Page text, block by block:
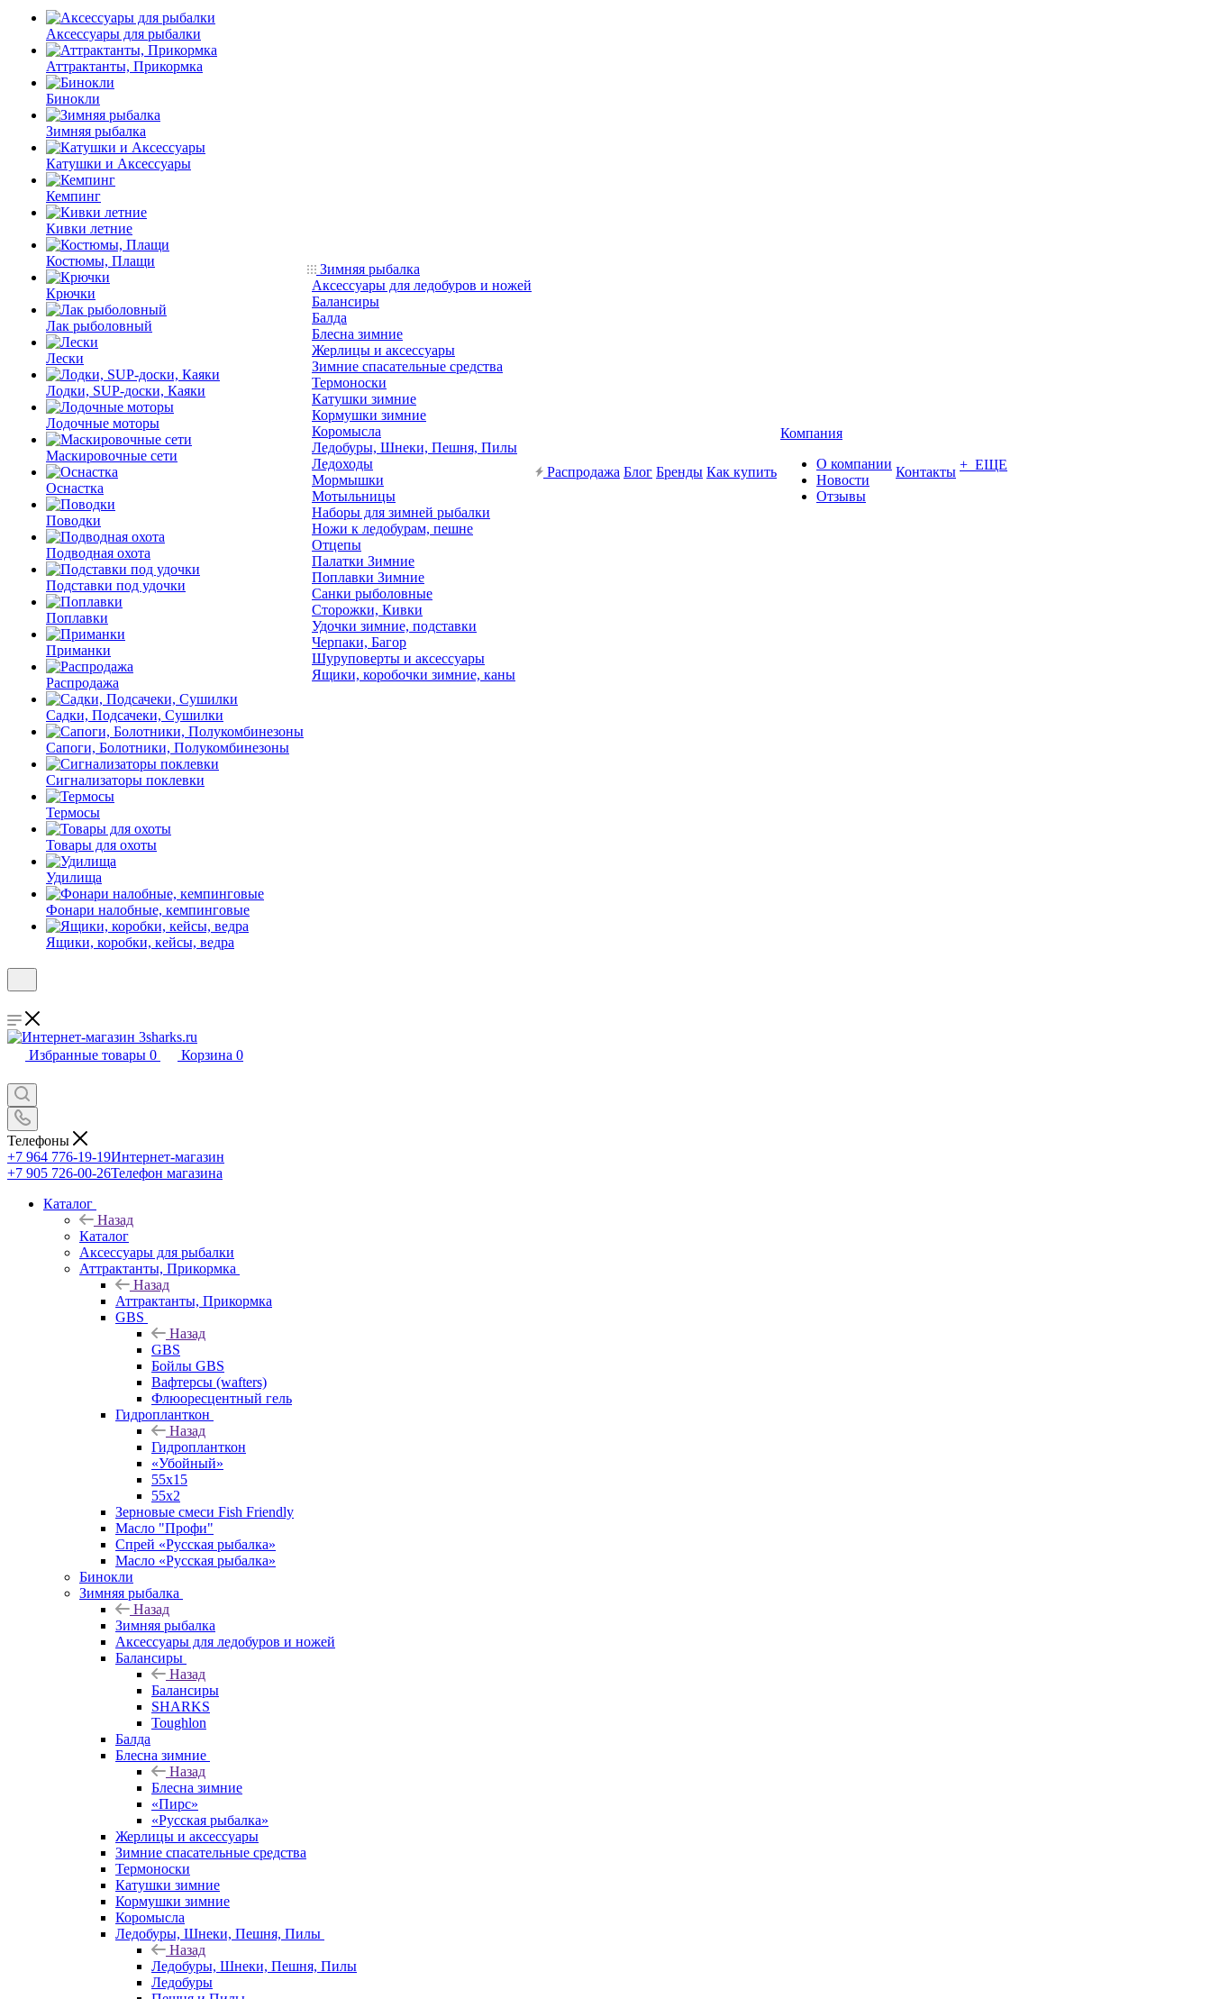
Аксессуары для рыбалки
Аттрактанты, Прикормка
Бинокли
Зимняя рыбалка
Катушки и Аксессуары
Кемпинг
Кивки летние
Костюмы, Плащи
Крючки
Лак рыболовный
Лески
Лодки, SUP-доски, Каяки
Лодочные моторы
Маскировочные сети
Оснастка
Поводки
Подводная охота
Подставки под удочки
Поплавки
Приманки
Распродажа
Садки, Подсачеки, Сушилки
Сапоги, Болотники, Полукомбинезоны
Сигнализаторы поклевки
Термосы
Товары для охоты
Удилища
Фонари налобные, кемпинговые
Ящики, коробки, кейсы, ведра
Зимняя рыбалка
Аксессуары для ледобуров и ножей
Балансиры
Балда
Блесна зимние
Жерлицы и аксессуары
Зимние спасательные средства
Термоноски
Катушки зимние
Кормушки зимние
Коромысла
Ледобуры, Шнеки, Пешня, Пилы
Ледоходы
Мормышки
Мотыльницы
Наборы для зимней рыбалки
Ножи к ледобурам, пешне
Отцепы
Палатки Зимние
Поплавки Зимние
Санки рыболовные
Сторожки, Кивки
Удочки зимние, подставки
Черпаки, Багор
Шуруповерты и аксессуары
Ящики, коробочки зимние, каны
Распродажа Блог Бренды Как купить
Компания
О компании
Новости
Отзывы
Контакты + ЕЩЕ
Избранные товары 0 Корзина 0
Телефоны
+7 964 776-19-19Интернет-магазин
+7 905 726-00-26Телефон магазина
Каталог
Назад
Каталог
Аксессуары для рыбалки
Аттрактанты, Прикормка
Назад
Аттрактанты, Прикормка
GBS
Назад
GBS
Бойлы GBS
Вафтерсы (wafters)
Флюоресцентный гель
Гидропланткон
Назад
Гидропланткон
«Убойный»
55х15
55х2
Зерновые смеси Fish Friendly
Масло "Профи"
Спрей «Русская рыбалка»
Масло «Русская рыбалка»
Бинокли
Зимняя рыбалка
Назад
Зимняя рыбалка
Аксессуары для ледобуров и ножей
Балансиры
Назад
Балансиры
SHARKS
Toughlon
Балда
Блесна зимние
Назад
Блесна зимние
«Пирс»
«Русская рыбалка»
Жерлицы и аксессуары
Зимние спасательные средства
Термоноски
Катушки зимние
Кормушки зимние
Коромысла
Ледобуры, Шнеки, Пешня, Пилы
Назад
Ледобуры, Шнеки, Пешня, Пилы
Ледобуры